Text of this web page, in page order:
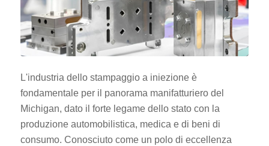
L'industria dello stampaggio a iniezione è
fondamentale per il panorama manifatturiero del
Michigan, dato il forte legame dello stato con la
produzione automobilistica, medica e di beni di
consumo. Conosciuto come un polo di eccellenza